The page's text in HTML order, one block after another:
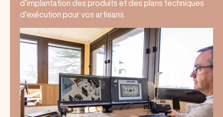
d’implantation des produits et des plans techniques
d’exécution pour vos artisans.